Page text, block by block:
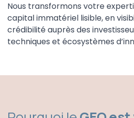
Nous transformons votre
capital immatériel lisible, en
crédibilité auprès des
techniques et écosystèmes